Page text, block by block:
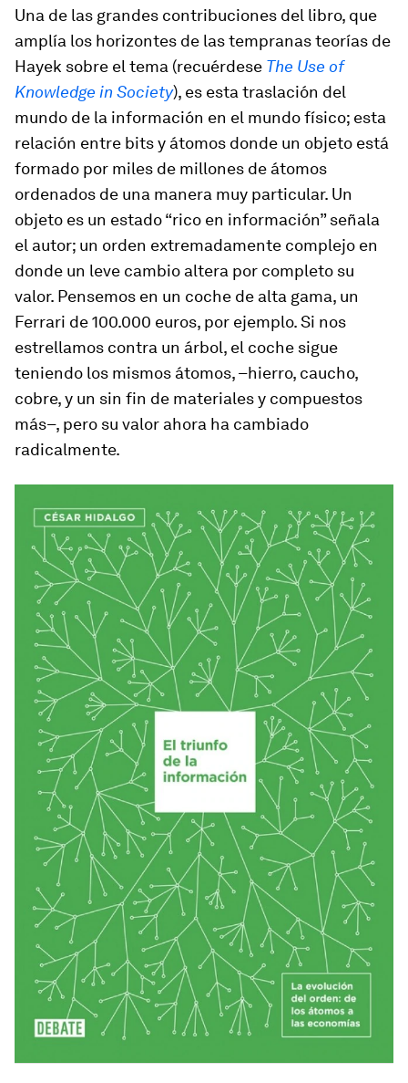
Una de las grandes contribuciones del libro, que
amplía los horizontes de las tempranas teorías de
Hayek sobre el tema (recuérdese The Use of
Knowledge in Society), es esta traslación del
mundo de la información en el mundo físico; esta
relación entre bitsy átomos donde un objeto está
formado por miles de millones de átomos
ordenados de una manera muy particular. Un
objeto es un estado “rico en información” señala
el autor; un orden extremadamente complejo en
donde un leve cambio altera por completo su
valor. Pensemos en un coche de alta gama, un
Ferrari de 100.000 euros, por ejemplo. Si nos
estrellamos contra un árbol, el coche sigue
teniendo los mismos átomos, –hierro, caucho,
cobre, y un sin fin de materiales y compuestos
más–, pero su valor ahora ha cambiado
radicalmente.